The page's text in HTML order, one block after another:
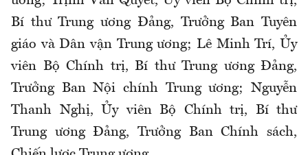
Bí thư Trung ương Đảng, Trưởng Ban Tuyên
giáo và Dân vận Trung ương; Lê Minh Trí, Ủy
viên Bộ Chính trị, Bí thư Trung ương Đảng,
Trưởng Ban Nội chính Trung ương; Nguyễn
Thanh Nghị, Ủy viên Bộ Chính trị, Bí thư
Trung ương Đảng, Trưởng Ban Chính sách,